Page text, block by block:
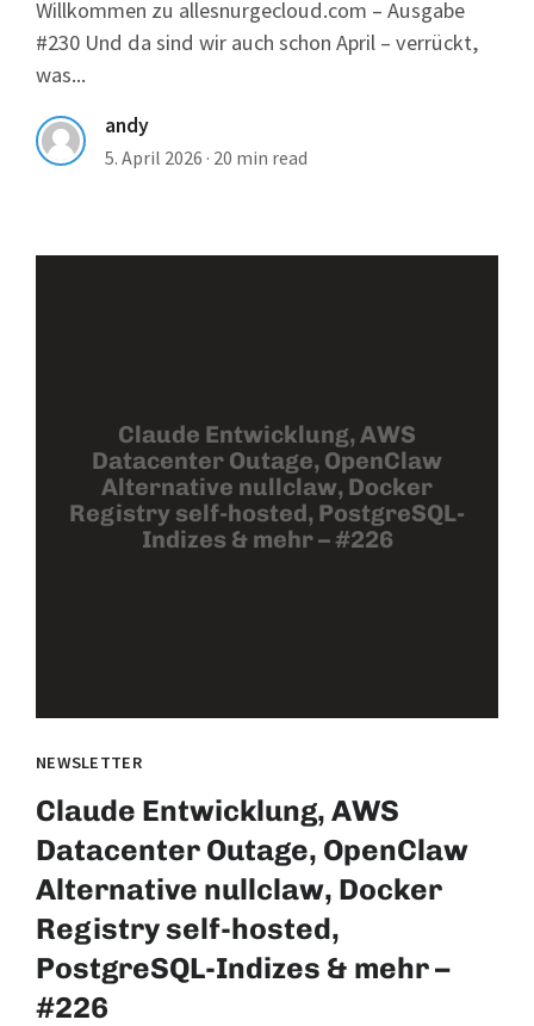
Willkommen zu allesnurgecloud.com – Ausgabe
#230 Und da sind wir auch schon April – verrückt,
was...
andy
5. April 2026 · 20 min read
Claude Entwicklung, AWS
Datacenter Outage, OpenClaw
Alternative nullclaw, Docker
Registry self-hosted, PostgreSQL-
Indizes & mehr – #226
NEWSLETTER
Claude Entwicklung, AWS
Datacenter Outage, OpenClaw
Alternative nullclaw, Docker
Registry self-hosted,
PostgreSQL-Indizes & mehr –
#226